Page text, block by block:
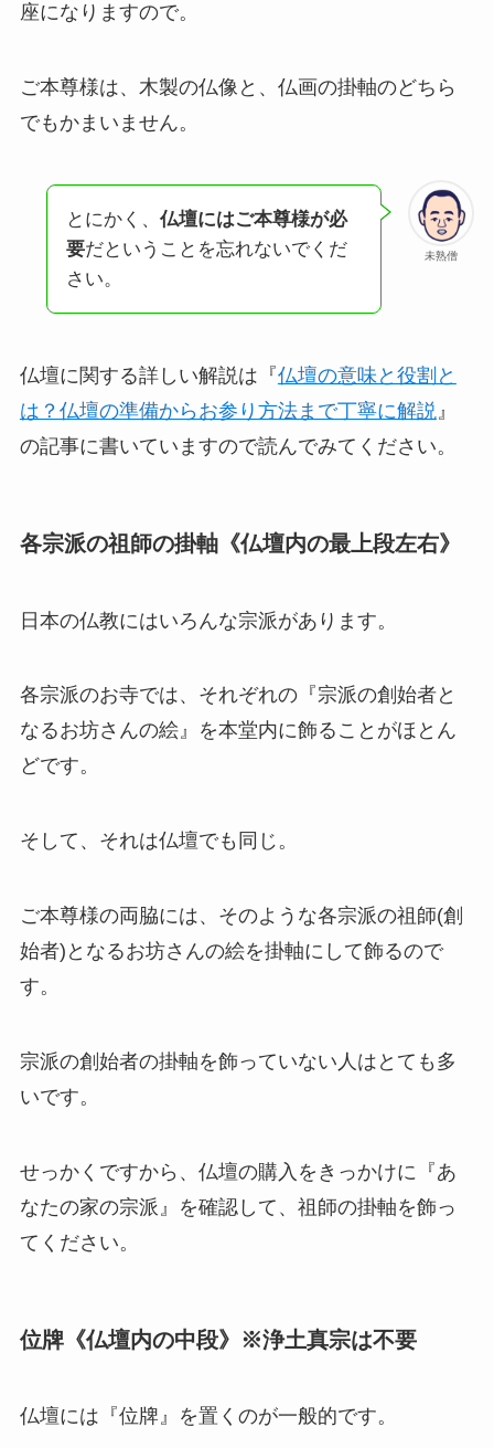
座になりますので。
ご本尊様は、木製の仏像と、仏画の掛軸のどちら
でもかまいません。
未熟僧
とにかく、 仏壇にはご本尊様が必
要だということを忘れないでくだ
さい。
仏壇に関する詳しい解説は『仏壇の意味と役割と
は？仏壇の準備からお参り方法まで丁寧に解説 』
の記事に書いていますので読んでみてください。
各宗派の祖師の掛軸《仏壇内の最上段左右》
日本の仏教にはいろんな宗派があります。
各宗派のお寺では、それぞれの『宗派の創始者と
なるお坊さんの絵』を本堂内に飾ることがほとん
どです。
そして、それは仏壇でも同じ。
ご本尊様の両脇には、そのような各宗派の祖師(創
始者)となるお坊さんの絵を掛軸にして飾るので
す。
宗派の創始者の掛軸を飾っていない人はとても多
いです。
せっかくですから、仏壇の購入をきっかけに『あ
なたの家の宗派』を確認して、祖師の掛軸を飾っ
てください。
位牌《仏壇内の中段》※浄土真宗は不要
仏壇には『位牌』を置くのが一般的です。